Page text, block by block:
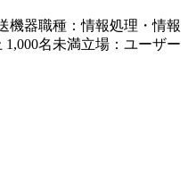
機器職種 ：情報処理・情報
1,000名未満立場 ： ユーザー